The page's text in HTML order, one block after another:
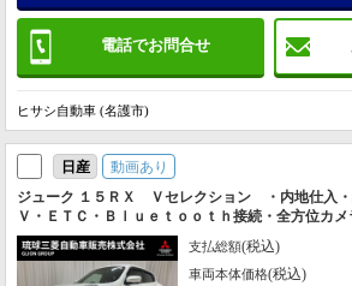
電話でお問合せ
ヒサシ自動車 (名護市)
日産
動画あり
ジューク １５ＲＸ Ｖセレクション ・内地仕入・
Ｖ・ＥＴＣ・Ｂｌｕｅｔｏｏｔｈ接続・全方位カ
Ｗ・レーンアシスト・スマートキー・プッシュスタ
ｍ・三菱認定保証・法定整備付き
支払総額(税込)
車両本体価格(税込)